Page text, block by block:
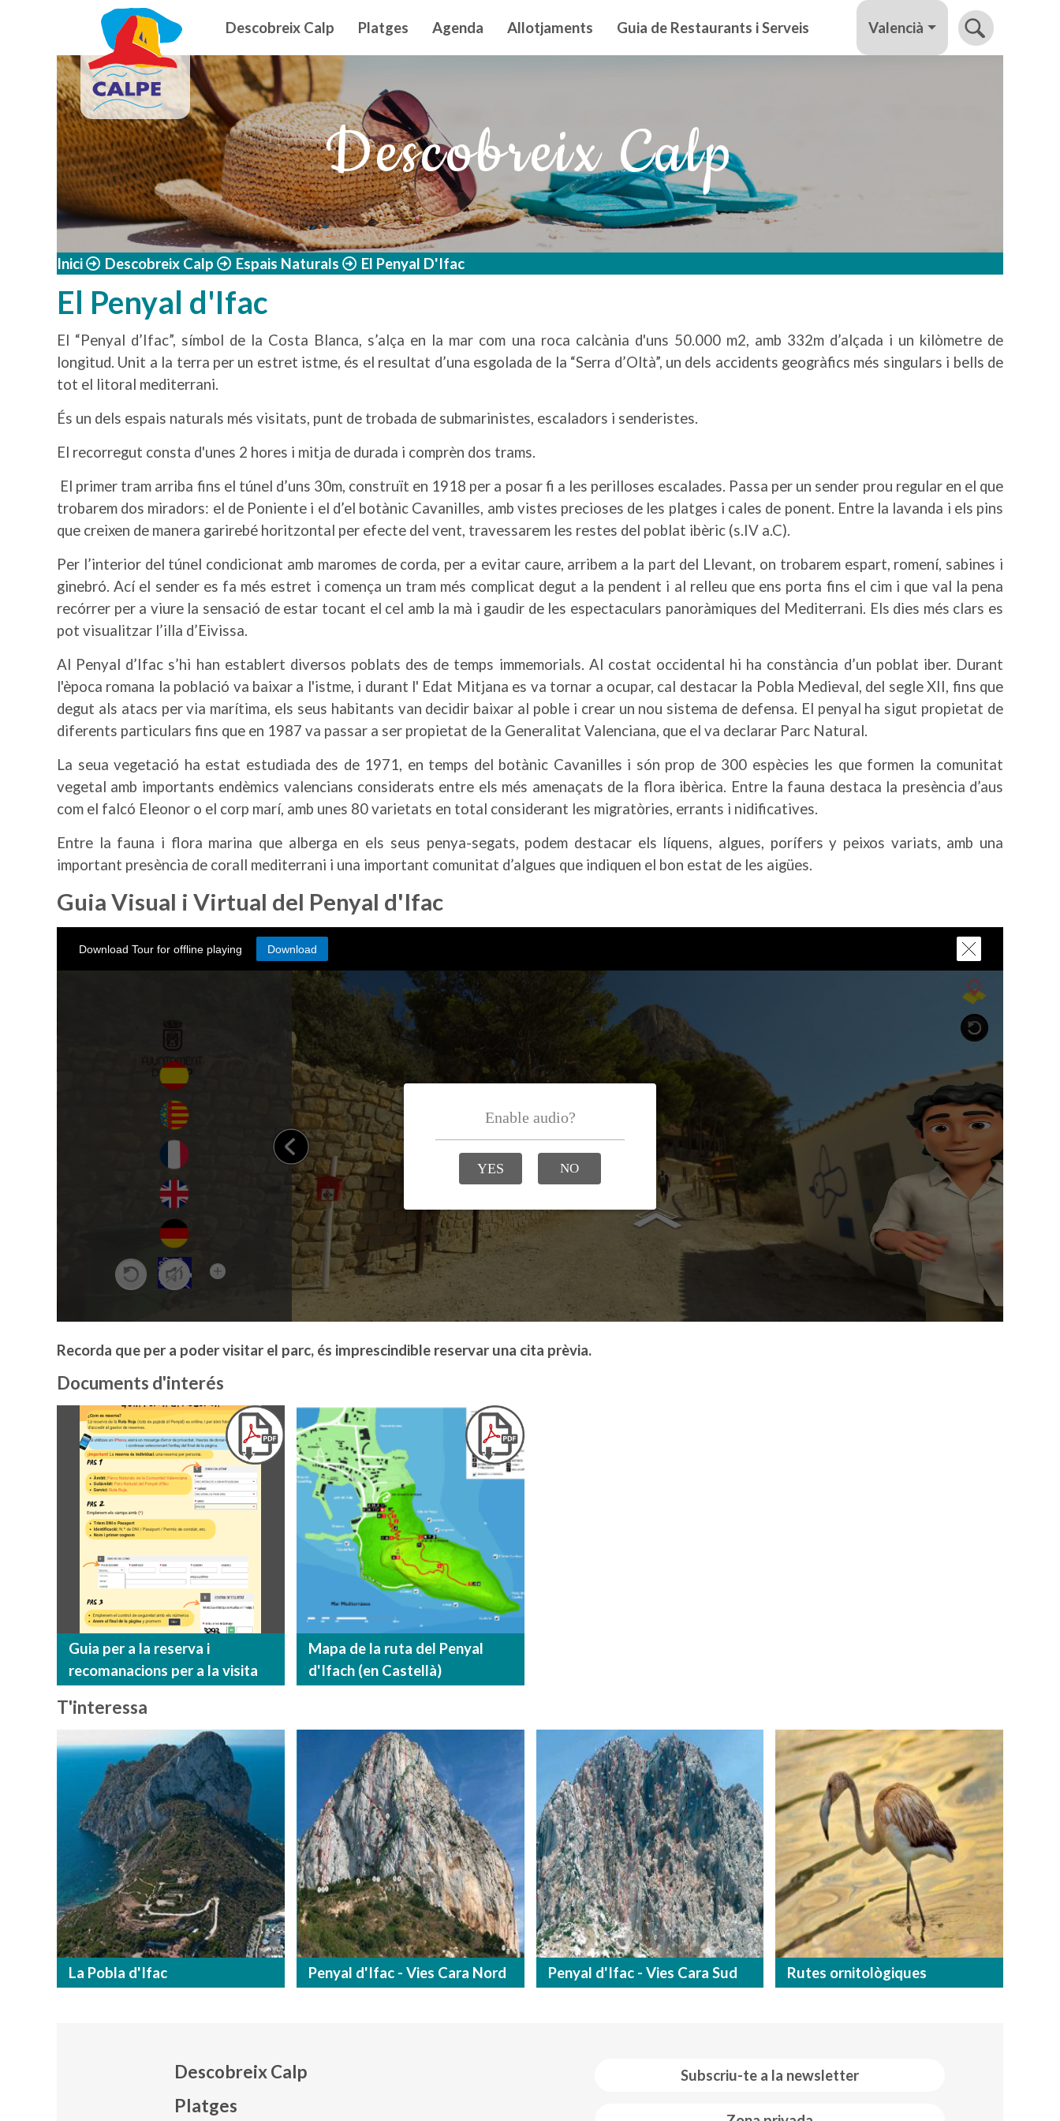
Vés al contingut Navegación principal
Descobreix Calp Platges Agenda Allotjaments Guia de Restaurants i Serveis Valencià
Descobreix Calp
Inici Descobreix Calp Espais Naturals El Penyal D'Ifac
El Penyal d'Ifac
El “Penyal d’Ifac”, símbol de la Costa Blanca, s’alça en la mar com una roca calcània d'uns 50.000 m2, amb 332m d’alçada i un kilòmetre de
longitud. Unit a la terra per un estret istme, és el resultat d’una esgolada de la “Serra d’Oltà”, un dels accidents geogràfics més singulars i bells de
tot el litoral mediterrani.
És un dels espais naturals més visitats, punt de trobada de submarinistes, escaladors i senderistes.
El recorregut consta d'unes 2 hores i mitja de durada i comprèn dos trams.
El primer tram arriba fins el túnel d’uns 30m, construït en 1918 per a posar fi a les perilloses escalades. Passa per un sender prou regular en el que
trobarem dos miradors: el de Poniente i el d’el botànic Cavanilles, amb vistes precioses de les platges i cales de ponent. Entre la lavanda i els pins
que creixen de manera garirebé horitzontal per efecte del vent, travessarem les restes del poblat ibèric (s.IV a.C).
Per l’interior del túnel condicionat amb maromes de corda, per a evitar caure, arribem a la part del Llevant, on trobarem espart, romení, sabines i
ginebró. Ací el sender es fa més estret i comença un tram més complicat degut a la pendent i al relleu que ens porta fins el cim i que val la pena
recórrer per a viure la sensació de estar tocant el cel amb la mà i gaudir de les espectaculars panoràmiques del Mediterrani. Els dies més clars es
pot visualitzar l’illa d’Eivissa.
Al Penyal d’Ifac s’hi han establert diversos poblats des de temps immemorials. Al costat occidental hi ha constància d’un poblat iber. Durant
l'època romana la població va baixar a l'istme, i durant l' Edat Mitjana es va tornar a ocupar, cal destacar la Pobla Medieval, del segle XII, fins que
degut als atacs per via marítima, els seus habitants van decidir baixar al poble i crear un nou sistema de defensa. El penyal ha sigut propietat de
diferents particulars fins que en 1987 va passar a ser propietat de la Generalitat Valenciana, que el va declarar Parc Natural.
La seua vegetació ha estat estudiada des de 1971, en temps del botànic Cavanilles i són prop de 300 espècies les que formen la comunitat
vegetal amb importants endèmics valencians considerats entre els més amenaçats de la flora ibèrica. Entre la fauna destaca la presència d’aus
com el falcó Eleonor o el corp marí, amb unes 80 varietats en total considerant les migratòries, errants i nidificatives.
Entre la fauna i flora marina que alberga en els seus penya-segats, podem destacar els líquens, algues, porífers y peixos variats, amb una
important presència de corall mediterrani i una important comunitat d’algues que indiquen el bon estat de les aigües.
Guia Visual i Virtual del Penyal d'Ifac
Recorda que per a poder visitar el parc, és imprescindible reservar una cita prèvia.
Documents d'interés
Guia per a la reserva i
recomanacions per a la visita
Mapa de la ruta del Penyal
d'Ifach (en Castellà)
T'interessa
La Pobla d'Ifac Penyal d'Ifac - Vies Cara Nord Penyal d'Ifac - Vies Cara Sud Rutes ornitològiques
Subscriu-te a la newsletter
Descobreix Calp
Platges